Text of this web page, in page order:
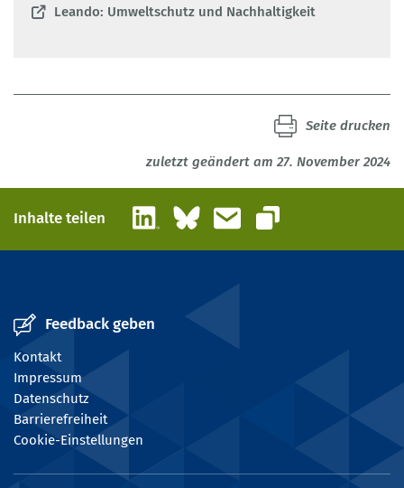
Leando: Umweltschutz und Nachhaltigkeit
zuletzt geändert am 27. November 2024
Seite drucken
Inhalte teilen LinkedInBlueskyE-Mail
Link kopieren
Feedback geben
Kontakt
Impressum
Datenschutz
Barrierefreiheit
Cookie-Einstellungen